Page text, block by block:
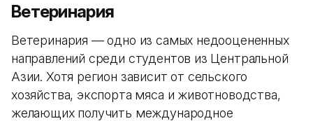
Ветеринария
Ветеринария — одно из самых недооцененных
направлений среди студентов из Центральной
Азии. Хотя регион зависит от сельского
хозяйства, экспорта мяса и животноводства,
желающих получить международное